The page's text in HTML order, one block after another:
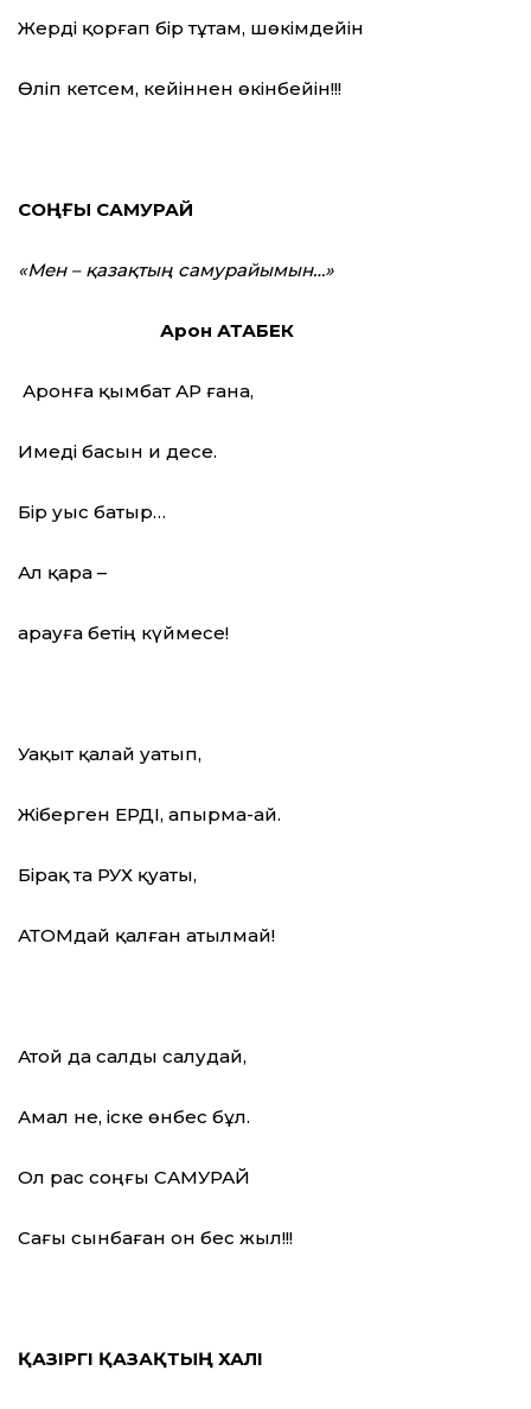
Жерді қорғап бір тұтам, шөкімдейін
Өліп кетсем, кейіннен өкінбейін!!!
СОҢҒЫ САМУРАЙ
«Мен – қазақтың самурайымын…»
Арон АТАБЕК
Аронға қымбат АР ғана,
Имеді басын и десе.
Бір уыс батыр…
Ал қара –
Қарауға бетің күймесе!
Уақыт қалай уатып,
Жіберген ЕРДІ, апырма-ай.
Бірақ та РУХ қуаты,
АТОМдай қалған атылмай!
Атой да салды салудай,
Амал не, іске өнбес бұл.
Ол рас соңғы САМУРАЙ
Сағы сынбаған он бес жыл!!!
ҚАЗІРГІ ҚАЗАҚТЫҢ ХАЛІ